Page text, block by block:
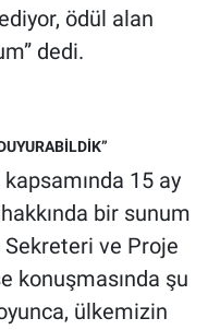
ödül alan
dedi.
15 ay
bir sunum
Sekreteri ve Proje
konuşmasında şu
ülkemizin